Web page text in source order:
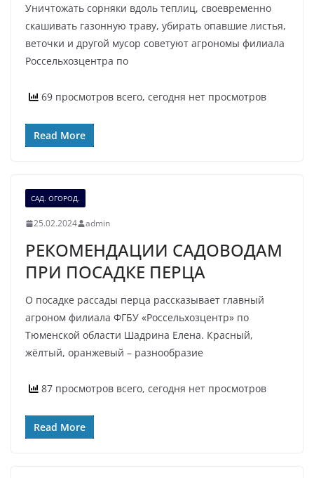
Уничтожать сорняки вдоль теплиц, своевременно
скашивать газонную траву, убирать опавшие листья,
веточки и другой мусор советуют агрономы филиала
Россельхозцентра по
69 просмотров всего, сегодня нет просмотров
Read More
САД. ОГОРОД.
25.02.2024 admin
РЕКОМЕНДАЦИИ САДОВОДАМ
ПРИ ПОСАДКЕ ПЕРЦА
О посадке рассады перца рассказывает главный
агроном филиала ФГБУ «Россельхозцентр» по
Тюменской области Шадрина Елена. Красный,
жёлтый, оранжевый – разнообразие
87 просмотров всего, сегодня нет просмотров
Read More